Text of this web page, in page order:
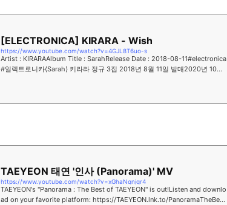
[ELECTRONICA] KIRARA - Wish
https://www.youtube.com/watch?v=4GJL8T6uo-s
Artist : KIRARAAlbum Title : SarahRelease Date : 2018-08-11#electronica
#일렉트로니카⟨Sarah⟩ 키라라 정규 3집 2018년 8월 11일 발매2020년 10월
TAEYEON 태연 '인사 (Panorama)' MV
https://www.youtube.com/watch?v=xGhaNqnjgr4
TAEYEON's "Panorama : The Best of TAEYEON" is out!Listen and downlo
ad on your favorite platform: https://TAEYEON.lnk.to/PanoramaTheBest